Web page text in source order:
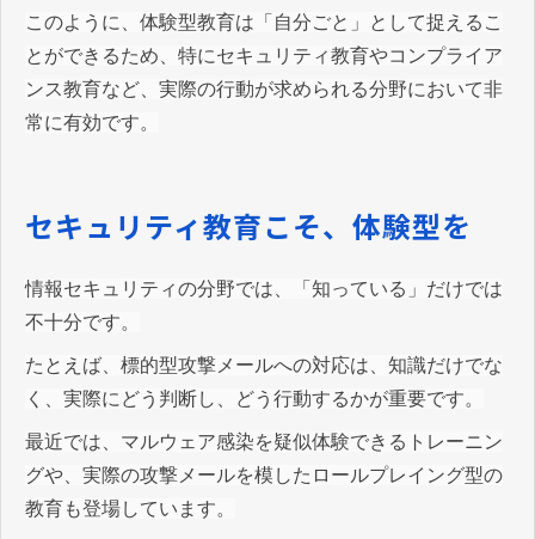
このように、体験型教育は「自分ごと」として捉えるこ
とができるため、特にセキュリティ教育やコンプライア
ンス教育など、実際の行動が求められる分野において非
常に有効です。
セキュリティ教育こそ、体験型を
情報セキュリティの分野では、「知っている」だけでは
不十分です。
たとえば、標的型攻撃メールへの対応は、知識だけでな
く、実際にどう判断し、どう行動するかが重要です。
最近では、マルウェア感染を疑似体験できるトレーニン
グや、実際の攻撃メールを模したロールプレイング型の
教育も登場しています。